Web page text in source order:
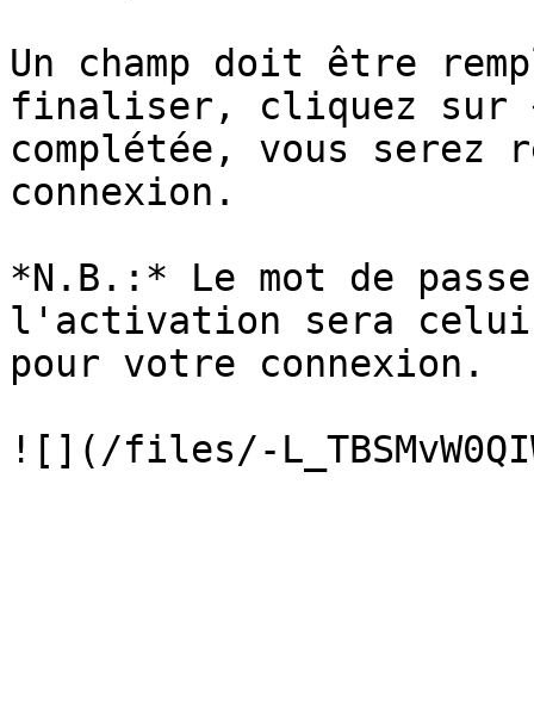
Un champ doit être
finaliser, cliquez sur «
complétée, vous serez
connexion.
*N.B.:* Le mot de
l'activation sera celui
pour votre connexion.